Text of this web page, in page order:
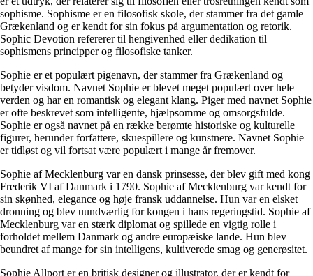
sophisme. Sophisme er en filosofisk skole, der stammer fra det gamle
Grækenland og er kendt for sin fokus på argumentation og retorik.
Sophic Devotion refererer til hengivenhed eller dedikation til
sophismens principper og filosofiske tanker.
Sophie er et populært pigenavn, der stammer fra Grækenland og
betyder visdom. Navnet Sophie er blevet meget populært over hele
verden og har en romantisk og elegant klang. Piger med navnet Sophie
er ofte beskrevet som intelligente, hjælpsomme og omsorgsfulde.
Sophie er også navnet på en række berømte historiske og kulturelle
figurer, herunder forfattere, skuespillere og kunstnere. Navnet Sophie
er tidløst og vil fortsat være populært i mange år fremover.
Sophie af Mecklenburg var en dansk prinsesse, der blev gift med kong
Frederik VI af Danmark i 1790. Sophie af Mecklenburg var kendt for
sin skønhed, elegance og høje fransk uddannelse. Hun var en elsket
dronning og blev uundværlig for kongen i hans regeringstid. Sophie af
Mecklenburg var en stærk diplomat og spillede en vigtig rolle i
forholdet mellem Danmark og andre europæiske lande. Hun blev
beundret af mange for sin intelligens, kultiverede smag og generøsitet.
Sophie Allport er en britisk designer og illustrator, der er kendt for